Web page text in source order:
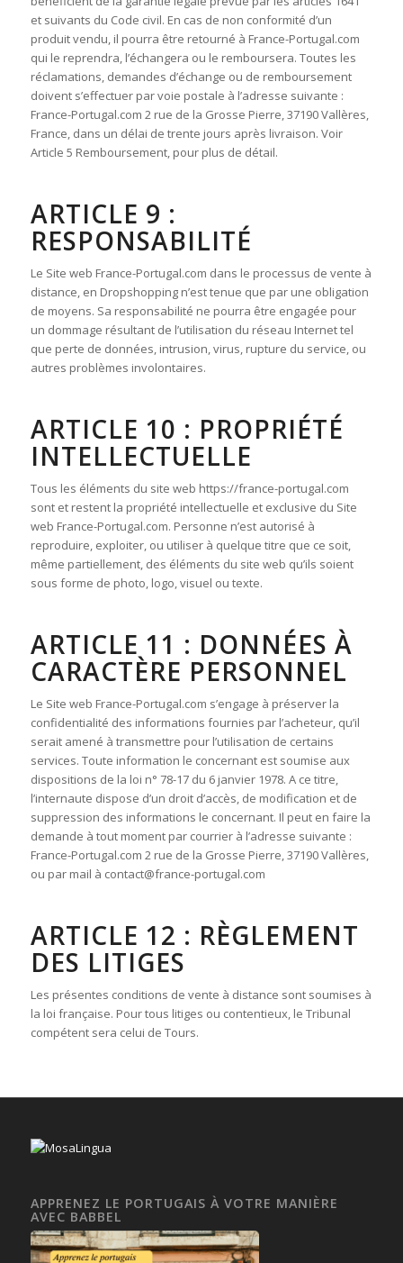
et suivants du Code civil. En cas de non conformité d’un
produit vendu, il pourra être retourné à France-Portugal.com
qui le reprendra, l’échangera ou le remboursera. Toutes les
réclamations, demandes d’échange ou de remboursement
doivent s’effectuer par voie postale à l’adresse suivante :
France-Portugal.com 2 rue de la Grosse Pierre, 37190 Vallères,
France, dans un délai de trente jours après livraison. Voir
Article 5 Remboursement, pour plus de détail.
ARTICLE 9 :
RESPONSABILITÉ
Le Site web France-Portugal.com dans le processus de vente à
distance, en Dropshopping n’est tenue que par une obligation
de moyens. Sa responsabilité ne pourra être engagée pour
un dommage résultant de l’utilisation du réseau Internet tel
que perte de données, intrusion, virus, rupture du service, ou
autres problèmes involontaires.
ARTICLE 10 : PROPRIÉTÉ
INTELLECTUELLE
Tous les éléments du site web https://france-portugal.com
sont et restent la propriété intellectuelle et exclusive du Site
web France-Portugal.com. Personne n’est autorisé à
reproduire, exploiter, ou utiliser à quelque titre que ce soit,
même partiellement, des éléments du site web qu’ils soient
sous forme de photo, logo, visuel ou texte.
ARTICLE 11 : DONNÉES À
CARACTÈRE PERSONNEL
Le Site web France-Portugal.com s’engage à préserver la
confidentialité des informations fournies par l’acheteur, qu’il
serait amené à transmettre pour l’utilisation de certains
services. Toute information le concernant est soumise aux
dispositions de la loi n° 78-17 du 6 janvier 1978. A ce titre,
l’internaute dispose d’un droit d’accès, de modification et de
suppression des informations le concernant. Il peut en faire la
demande à tout moment par courrier à l’adresse suivante :
France-Portugal.com 2 rue de la Grosse Pierre, 37190 Vallères,
ou par mail à contact@france-portugal.com
ARTICLE 12 : RÈGLEMENT
DES LITIGES
Les présentes conditions de vente à distance sont soumises à
la loi française. Pour tous litiges ou contentieux, le Tribunal
compétent sera celui de Tours.
APPRENEZ LE PORTUGAIS À VOTRE MANIÈRE
AVEC BABBEL